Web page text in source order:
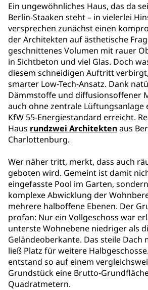
Ein ungewöhnliches Haus, das da
Berlin-Staaken steht – in vielerlei
versprechen zunächst einen
der Architekten auf ästhetische
geschnittenes Volumen mit rauer
in Sichtbeton und viel Glas. Doch
diesem schneidigen Auftritt
smarter Low-Tech-Ansatz. Dank
Dämmstoffe und diffusionsoffener
auch ohne zentrale
KfW 55-Energiestandard erreicht.
Haus rundzwei Architektenaus
Charlottenburg.
Wer näher tritt, merkt, dass auch
geboten wird. Gemeint ist damit
eingefasste Pool im Garten,
komplexe Abwicklung der
mehrere halboffene Ebenen. Der
profan: Nur ein Vollgeschoss war
unterste Wohnebene niedriger als
Geländeoberkante. Das steile Dach
ließ Platz für weitere
entstand so auf einem
Grundstück eine Brutto-
Quadratmetern.